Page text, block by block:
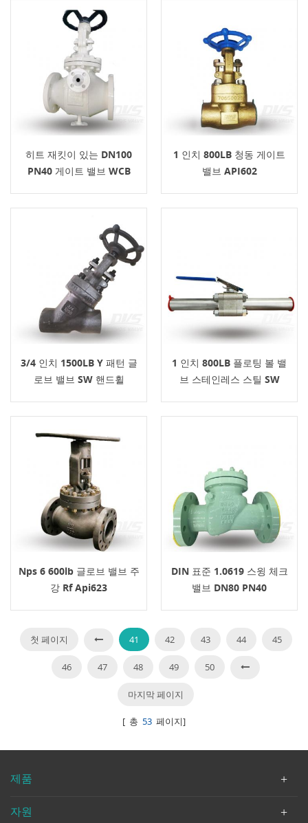
히트 재킷이 있는 DN100
PN40 게이트 밸브 WCB
1 인치 800LB 청동 게이트
밸브 API602
3/4 인치 1500LB Y 패턴 글
로브 밸브 SW 핸드휠
1 인치 800LB 플로팅 볼 밸
브 스테인레스 스틸 SW
Nps 6 600lb 글로브 밸브 주
강 Rf Api623
DIN 표준 1.0619 스윙 체크
밸브 DN80 PN40
첫 페이지 41 42 43 44 45
46 47 48 49 50
마지막 페이지
[ 총 53 페이지]
제품
자원